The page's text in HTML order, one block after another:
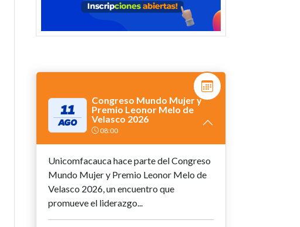
11
AGO
Congreso Mundo Mujer y
Premio Leonor Melo de
Velasco 2026
08:00
Unicomfacauca hace parte del Congreso
Mundo Mujer y Premio Leonor Melo de
Velasco 2026, un encuentro que
promueve el liderazgo...